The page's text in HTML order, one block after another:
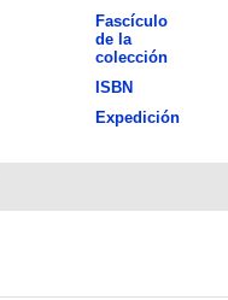
Fascículo
de la
colección
ISBN
Expedición